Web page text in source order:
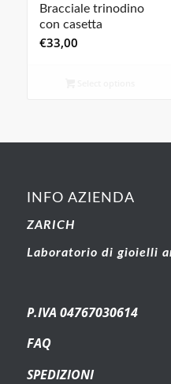
Bracciale trinodino
con casetta
€33,00
INFO AZIENDA
ZARICH
Laboratorio di gioielli
P.IVA 04767030614
FAQ
SPEDIZIONI